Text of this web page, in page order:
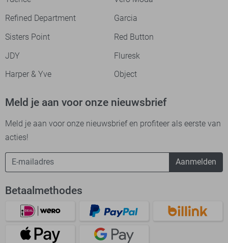
Refined Department
Garcia
Sisters Point
Red Button
JDY
Fluresk
Harper & Yve
Object
Meld je aan voor onze nieuwsbrief
Meld je aan voor onze nieuwsbrief en profiteer als eerste van
acties!
Aanmelden
Betaalmethodes